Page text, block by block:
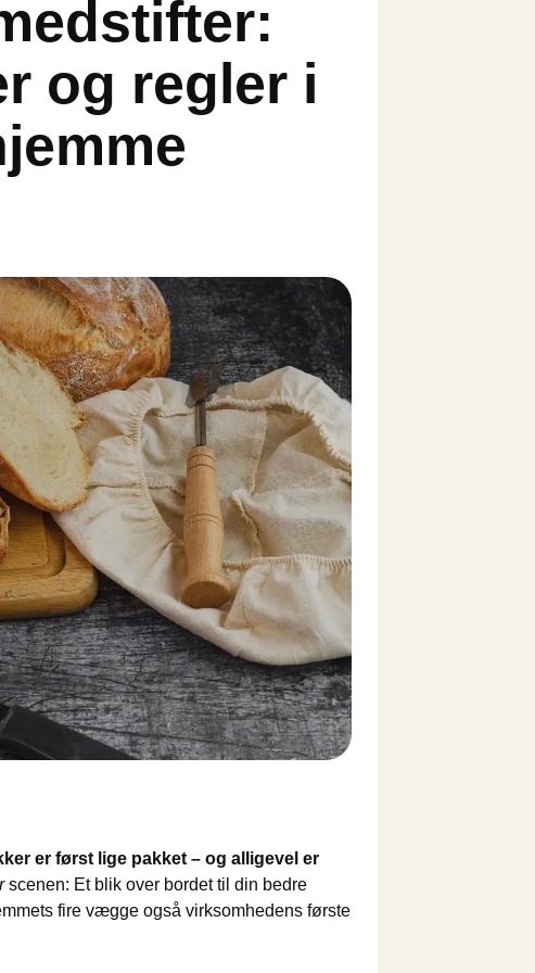
og regler i
er først lige pakket – og alligevel er
scenen: Et blik over bordet til din bedre
fire vægge også virksomhedens første